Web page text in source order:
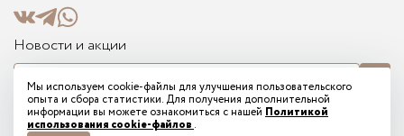
Новости и акции
Я соглашаюсь на получение информационных и рекламных сообщений от
TREGUBOV на указанный мной email и подтверждаю ознакомление с
Мы используем cookie-файлы для улучшения пользовательского
опыта и сбора статистики. Для получения дополнительной
информации вы можете ознакомиться с нашей Политикой
использования cookie-файлов .